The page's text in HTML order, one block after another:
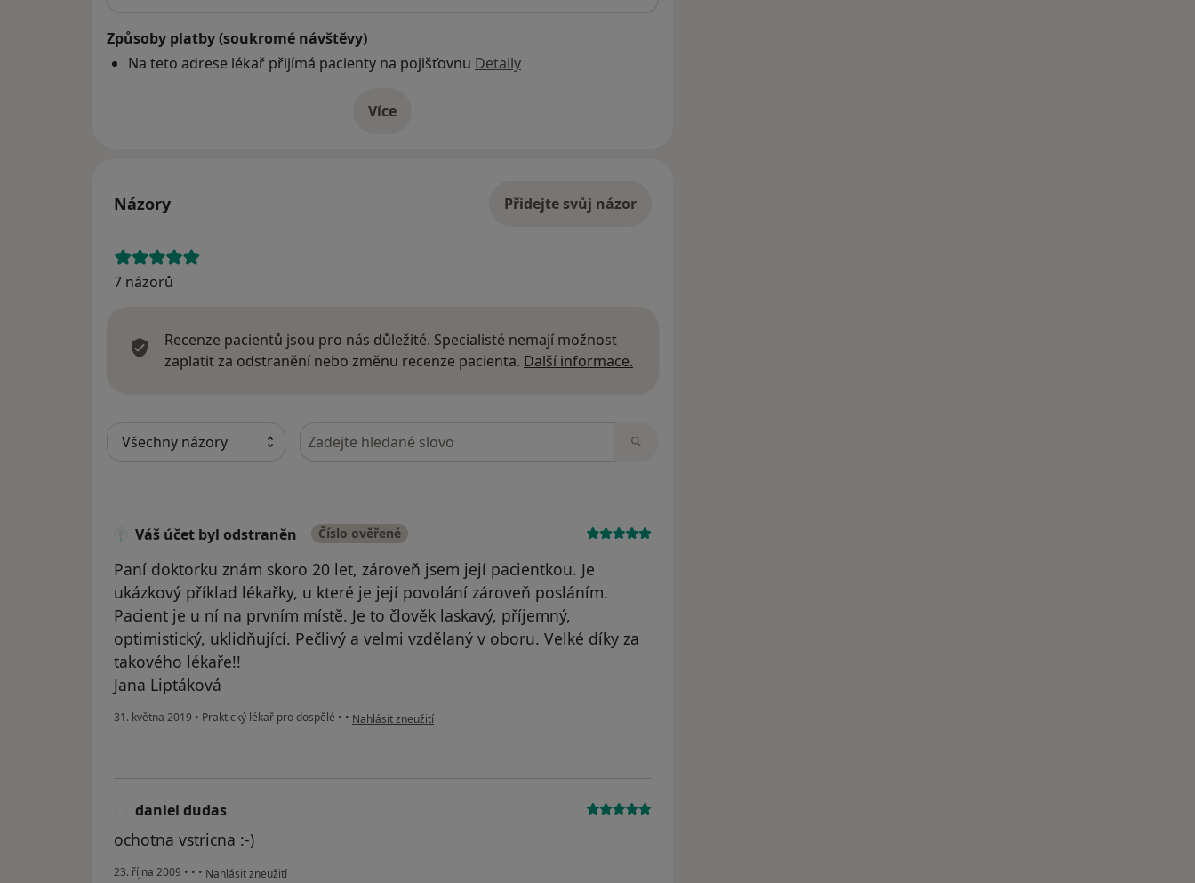
Způsoby platby (soukromé návštěvy)
Na teto adrese lékař přijímá pacienty na pojišťovnu Detaily
Víceo adrese
Názory Přidejte svůj názor
7 názorů
Recenze pacientů jsou pro nás důležité. Specialisté nemají možnost
zaplatit za odstranění nebo změnu recenze pacienta. Další informace.
Hledejte v názorech
Váš účet byl odstraněn Číslo ověřené
Paní doktorku znám skoro 20 let, zároveň jsem její pacientkou. Je
ukázkový příklad lékařky, u které je její povolání zároveň posláním.
Pacient je u ní na prvním místě. Je to člověk laskavý, příjemný,
optimistický, uklidňující. Pečlivý a velmi vzdělaný v oboru. Velké díky za
takového lékaře!!
Jana Liptáková
31. května 2019 • Praktický lékař pro dospělé • • podle názoru uživatele Váš účet byl odstraněn
Nahlásit zneužití
daniel dudas
ochotna vstricna :-)
23. října 2009 • • • podle názoru uživatele daniel dudas
Nahlásit zneužití